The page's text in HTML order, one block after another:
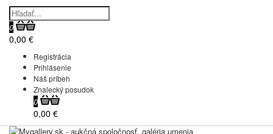
0
0,00 €
Registrácia
Prihlásenie
Náš príbeh
Znalecký posudok
0
0,00 €